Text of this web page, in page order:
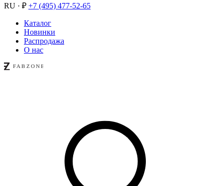
RU · ₽ +7 (495) 477-52-65
Каталог
Новинки
Распродажа
О нас